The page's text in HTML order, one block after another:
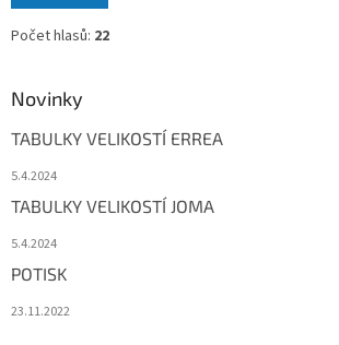
Počet hlasů: 22
Novinky
TABULKY VELIKOSTÍ ERREA
5.4.2024
TABULKY VELIKOSTÍ JOMA
5.4.2024
POTISK
23.11.2022